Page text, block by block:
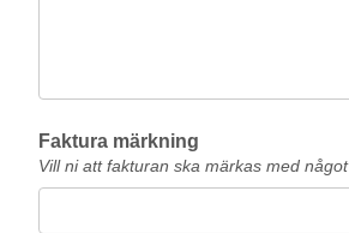
Faktura märkning
Vill ni att fakturan ska märkas med något